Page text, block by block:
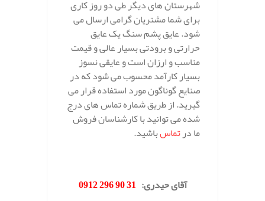
شهرستان های دیگر طی دو روز کاری
برای شما مشتریان گرامی ارسال می
شود. عایق پشم سنگ یک عایق
حرارتی و برودتی بسیار عالی و قیمت
مناسب و ارزان است و عایقی نسوز
بسیار کارآمد محسوب می شود که در
صنایع گوناگون مورد استفاده قرار می
گیرید. از طریق شماره تماس های درج
شده می توانید با کارشناسان فروش
ما درتماسباشید.
آقای حیدری:
31 90 296 0912